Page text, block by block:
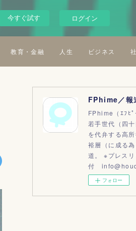
今すぐ試す ログイン
教育・金融 人生 ビジネス
FPhime／報
FPhime（ｴﾌﾋﾟ
若手世代（四十
を代弁する高
裕層（に成る
道。 ※プレスリ
付
フォロー